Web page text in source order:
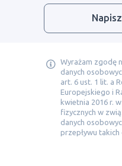
Wyrażam zgodę
danych
art. 6 ust. 1 lit. a
Europejskiego i
kwietnia 2016 r.
fizycznych w
danych
przepływu takich